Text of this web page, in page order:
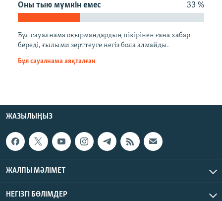
Басқа тілдерде
Оны тыю мүмкін емес 33 %
Бұл сауалнама оқырмандардың пікірінен ғана хабар
береді, ғылыми зерттеуге негіз бола алмайды.
Бұл сауалнама аяқталған
ЖАЗЫЛЫҢЫЗ
ЖАЛПЫ МӘЛІМЕТ
НЕГІЗГІ БӨЛІМДЕР